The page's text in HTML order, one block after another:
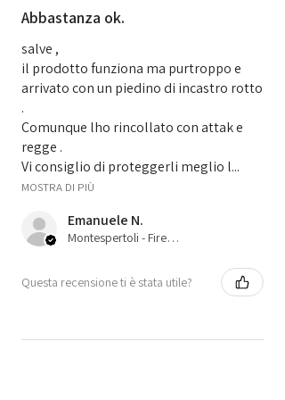
Abbastanza ok.
salve ,
il prodotto funziona ma purtroppo e
arrivato con un piedino di incastro rotto
.
Comunque lho rincollato con attak e
regge .
Vi consiglio di proteggerli meglio l...
MOSTRA DI PIÙ
Emanuele N.
Montespertoli - Firenze, 52
Questa recensione ti è stata utile?